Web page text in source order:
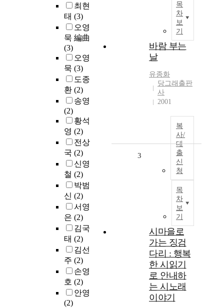
최현
태 (3)
오영
묵 編曲
(3)
오영
묵 (3)
도종
환 (2)
송영
(2)
황석
영 (2)
전상
국 (2)
신영
철 (2)
박범
신 (2)
서영
은 (2)
김국
태 (2)
김선
주 (2)
손영
호 (2)
안영
(2)
목
차
보
기
바람 부는
날
유종화
당그래출판
사
2001
복
사/
대
출
신
청
목
차
보
기
3
시마을로
가는 징검
다리 : 행복
한 시읽기
로 안내하
는 시노래
이야기